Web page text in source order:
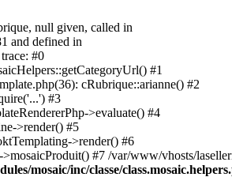
null given, called in
and defined in
#0
#1
cRubrique::arianne() #2
#3
>evaluate() #4
>render() #5
>render() #6
#7 /var/www/vhosts/
mosaic/inc/classe/